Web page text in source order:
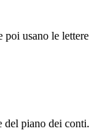
poi usano le lettere
del piano dei conti.